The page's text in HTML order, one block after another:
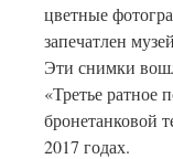
цветные
запечатлен
Эти снимки
«Третье ратное
бронетанковой
2017 годах.